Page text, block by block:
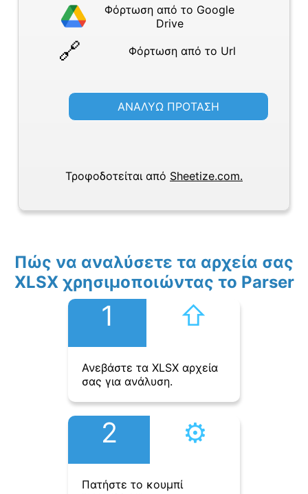
Φόρτωση από το Google
Drive
Φόρτωση από το Url
ΑΝΑΛΥΩ ΠΡΟΤΑΣΗ
Τροφοδοτείται από Sheetize.com.
Πώς να αναλύσετε τα αρχεία σας
XLSX χρησιμοποιώντας το Parser
1 ⇧︎
Ανεβάστε τα XLSX αρχεία
σας για ανάλυση.
2 ⚙︎
Πατήστε το κουμπί